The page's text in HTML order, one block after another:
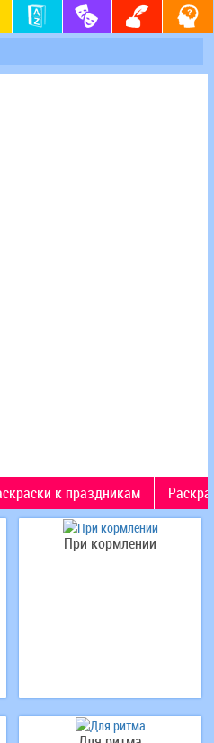
к праздникам
При кормлении